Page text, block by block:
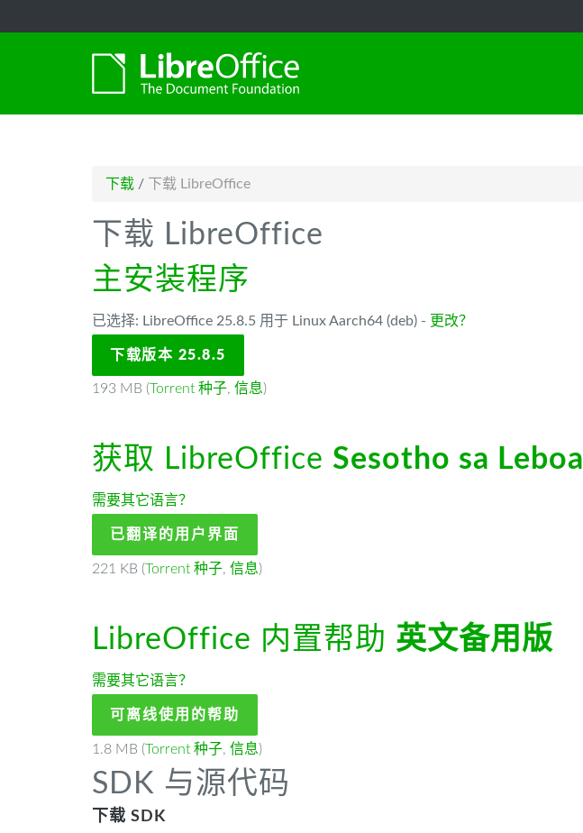
下载 / 下载 LibreOffice
下载 LibreOffice
主安装程序
已选择: LibreOffice 25.8.5 用于 Linux Aarch64 (deb) - 更改？
下载版本 25.8.5
193 MB (Torrent 种子, 信息)
获取 LibreOffice Sesotho sa Leboa
需要其它语言？
已翻译的用户界面
221 KB (Torrent 种子, 信息)
LibreOffice 内置帮助 英文备用版
需要其它语言？
可离线使用的帮助
1.8 MB (Torrent 种子, 信息)
SDK 与源代码
下载 SDK